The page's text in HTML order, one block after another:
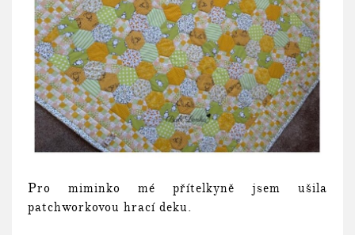
Pro miminko mé přítelkyně jsem ušila
patchworkovou hrací deku.